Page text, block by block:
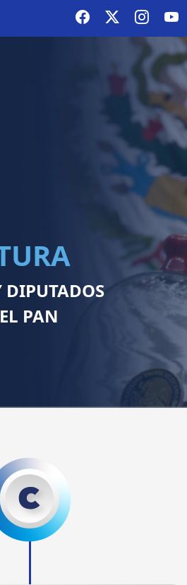
DIPUTADOS
PAN